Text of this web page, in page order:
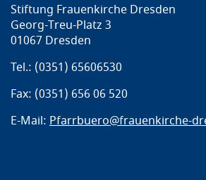
Stiftung Frauenkirche Dresden
Georg-Treu-Platz 3
01067 Dresden
Tel.: (0351) 65606530
Fax: (0351) 656 06 520
E-Mail: Pfarrbuero@frauenkirche-